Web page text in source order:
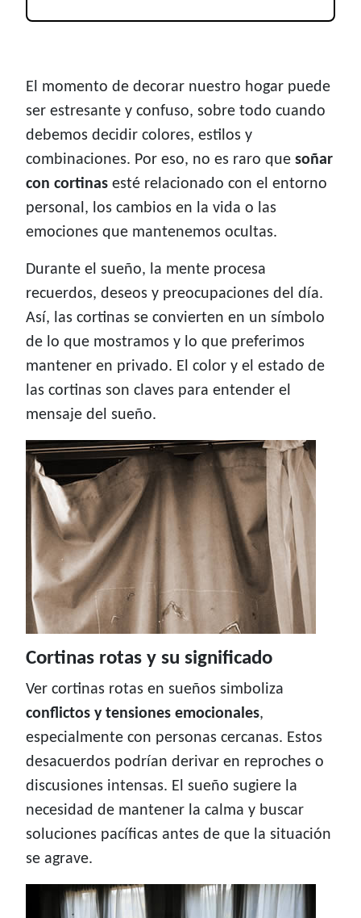
El momento de decorar nuestro hogar puede
ser estresante y confuso, sobre todo cuando
debemos decidir colores, estilos y
combinaciones. Por eso, no es raro que soñar
con cortinas esté relacionado con el entorno
personal, los cambios en la vida o las
emociones que mantenemos ocultas.
Durante el sueño, la mente procesa
recuerdos, deseos y preocupaciones del día.
Así, las cortinas se convierten en un símbolo
de lo que mostramos y lo que preferimos
mantener en privado. El color y el estado de
las cortinas son claves para entender el
mensaje del sueño.
Cortinas rotas y su significado
Ver cortinas rotas en sueños simboliza
conflictos y tensiones emocionales,
especialmente con personas cercanas. Estos
desacuerdos podrían derivar en reproches o
discusiones intensas. El sueño sugiere la
necesidad de mantener la calma y buscar
soluciones pacíficas antes de que la situación
se agrave.